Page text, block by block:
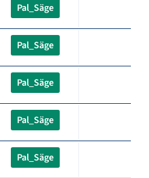
Pal_Säge
Pal_Säge
Pal_Säge
Pal_Säge
Pal_Säge